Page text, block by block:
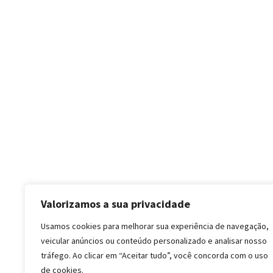
Valorizamos a sua privacidade
Usamos cookies para melhorar sua experiência de navegação,
veicular anúncios ou conteúdo personalizado e analisar nosso
tráfego. Ao clicar em “Aceitar tudo”, você concorda com o uso
de cookies.